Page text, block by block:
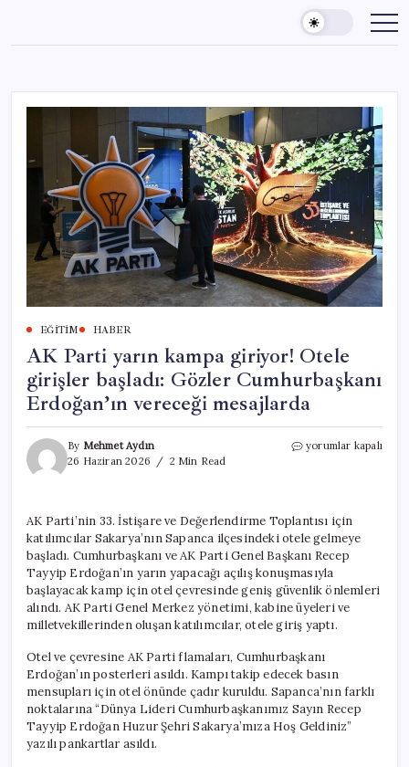
content
EĞITIM HABER
AK Parti yarın kampa giriyor! Otele
girişler başladı: Gözler Cumhurbaşkanı
Erdoğan’ın vereceği mesajlarda
By Mehmet Aydın
26 Haziran 2026
2 Min Read
AK
Otele
girişler
başladı:
Gözler
Cumhurbaşkanı
Erdoğan’ın
vereceği
mesajlarda
yorumlar kapalı
AK Parti’nin 33. İstişare ve Değerlendirme Toplantısı için
katılımcılar Sakarya’nın Sapanca ilçesindeki otele gelmeye
başladı. Cumhurbaşkanı ve AK Parti Genel Başkanı Recep
Tayyip Erdoğan’ın yarın yapacağı açılış konuşmasıyla
başlayacak kamp için otel çevresinde geniş güvenlik önlemleri
alındı. AK Parti Genel Merkez yönetimi, kabine üyeleri ve
milletvekillerinden oluşan katılımcılar, otele giriş yaptı.
Otel ve çevresine AK Parti flamaları, Cumhurbaşkanı
Erdoğan’ın posterleri asıldı. Kampı takip edecek basın
mensupları için otel önünde çadır kuruldu. Sapanca’nın farklı
noktalarına “Dünya Lideri Cumhurbaşkanımız Sayın Recep
Tayyip Erdoğan Huzur Şehri Sakarya’mıza Hoş Geldiniz”
yazılı pankartlar asıldı.